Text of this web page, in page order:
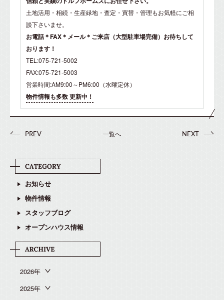
土地活用・相続・生産緑地・査定・買替・管理もお気軽にご相
談下さいませ。
お電話＊FAX＊メール＊ご来店（大型駐車場完備）お待ちして
おります！
TEL:075-721-5002
FAX:075-721-5003
営業時間:AM9:00～PM6:00（水曜定休）
物件情報も多数 更新中！
PREV 一覧へ NEXT
お知らせ
物件情報
スタッフブログ
オープンハウス情報
2026年
2025年